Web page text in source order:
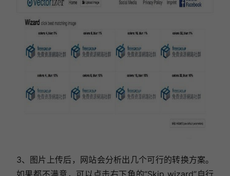
3、图片上传后，网站会分析出几个可行的转换方案。
如果都不满意，可以点击右下角的“Skip wizard”自行